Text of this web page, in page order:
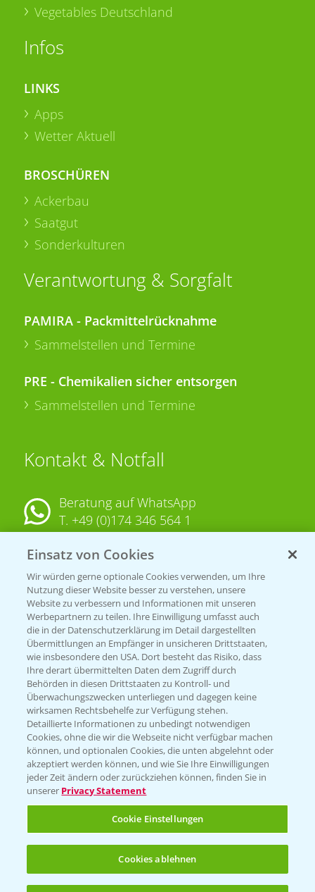
Vegetables Deutschland
Infos
LINKS
Apps
Wetter Aktuell
BROSCHÜREN
Ackerbau
Saatgut
Sonderkulturen
Verantwortung & Sorgfalt
PAMIRA - Packmittelrücknahme
Sammelstellen und Termine
PRE - Chemikalien sicher entsorgen
Sammelstellen und Termine
Kontakt & Notfall
Beratung auf WhatsApp
T. +49 (0)174 346 564 1
KONTAKT
Hilfe in Notfällen
T.+49 (0)214/30-20220
Folgen Sie uns
Allgemeine Nutzungsbedingungen
Datenschutzerklärung
Impressum
Gebrauchshinweise
Einsatz von Cookies
Wir würden gerne optionale Cookies verwenden, um Ihre
Nutzung dieser Website besser zu verstehen, unsere
Website zu verbessern und Informationen mit unseren
Werbepartnern zu teilen. Ihre Einwilligung umfasst auch
die in der Datenschutzerklärung im Detail dargestellten
Übermittlungen an Empfänger in unsicheren Drittstaaten,
wie insbesondere den USA. Dort besteht das Risiko, dass
Ihre derart übermittelten Daten dem Zugriff durch
Behörden in diesen Drittstaaten zu Kontroll- und
Überwachungszwecken unterliegen und dagegen keine
wirksamen Rechtsbehelfe zur Verfügung stehen.
Detaillierte Informationen zu unbedingt notwendigen
Cookies, ohne die wir die Webseite nicht verfügbar machen
können, und optionalen Cookies, die unten abgelehnt oder
akzeptiert werden können, und wie Sie Ihre Einwilligungen
jeder Zeit ändern oder zurückziehen können, finden Sie in
unserer Privacy Statement
Cookie Einstellungen
Cookies ablehnen